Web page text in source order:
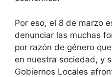
Por eso, el 8 de marzo
denunciar las muchas
por razón de género
en nuestra sociedad, y
Gobiernos Locales